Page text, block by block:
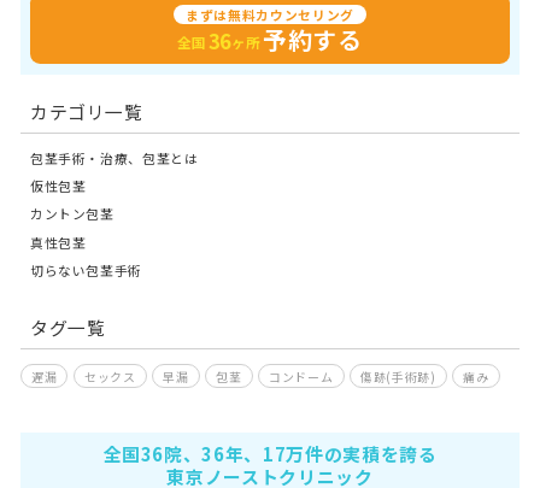
まずは無料カウンセリング
全国 36ヶ所 予約する
カテゴリ一覧
包茎手術・治療、包茎とは
仮性包茎
カントン包茎
真性包茎
切らない包茎手術
タグ一覧
遅漏 セックス 早漏 包茎 コンドーム 傷跡(手術跡) 痛み
全国36院、36年、17万件の実積を誇る
東京ノーストクリニック